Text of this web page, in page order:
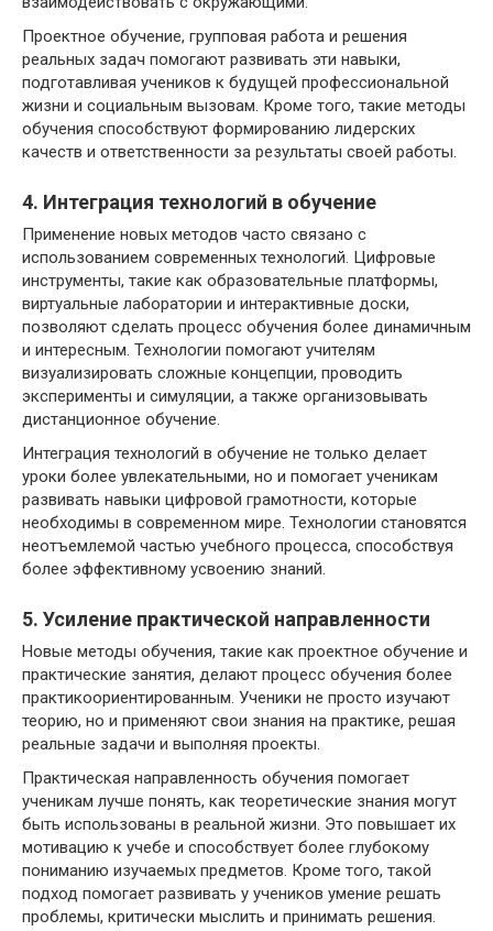
Проектное обучение, групповая работа и решения
реальных задач помогают развивать эти навыки,
подготавливая учеников к будущей профессиональной
жизни и социальным вызовам. Кроме того, такие методы
обучения способствуют формированию лидерских
качеств и ответственности за результаты своей работы.
4. Интеграция технологий в обучение
Применение новых методов часто связано с
использованием современных технологий. Цифровые
инструменты, такие как образовательные платформы,
виртуальные лаборатории и интерактивные доски,
позволяют сделать процесс обучения более динамичным
и интересным. Технологии помогают учителям
визуализировать сложные концепции, проводить
эксперименты и симуляции, а также организовывать
дистанционное обучение.
Интеграция технологий в обучение не только делает
уроки более увлекательными, но и помогает ученикам
развивать навыки цифровой грамотности, которые
необходимы в современном мире. Технологии становятся
неотъемлемой частью учебного процесса, способствуя
более эффективному усвоению знаний.
5. Усиление практической направленности
Новые методы обучения, такие как проектное обучение и
практические занятия, делают процесс обучения более
практикоориентированным. Ученики не просто изучают
теорию, но и применяют свои знания на практике, решая
реальные задачи и выполняя проекты.
Практическая направленность обучения помогает
ученикам лучше понять, как теоретические знания могут
быть использованы в реальной жизни. Это повышает их
мотивацию к учебе и способствует более глубокому
пониманию изучаемых предметов. Кроме того, такой
подход помогает развивать у учеников умение решать
проблемы, критически мыслить и принимать решения.